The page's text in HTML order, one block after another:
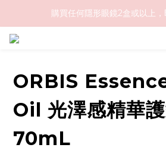
購物滿HK$1,000免順
購買任何隱形眼鏡2盒或以上
ORBIS
Oil 光澤感精華
70mL